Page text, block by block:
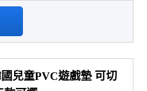
國兒童PVC遊戲墊 可切